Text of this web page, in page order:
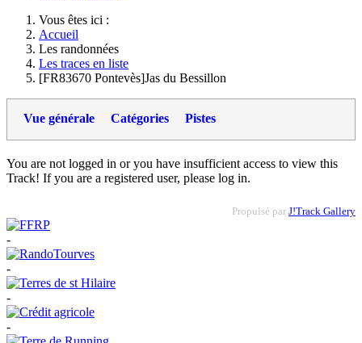
Vous êtes ici :
Accueil
Les randonnées
Les traces en liste
[FR83670 Pontevès]Jas du Bessillon
Vue générale Catégories Pistes
You are not logged in or you have insufficient access to view this
Track! If you are a registered user, please log in.
Propulsé par J!Track Gallery
-
-
-
-